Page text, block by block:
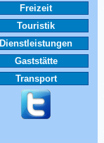
Freizeit
Touristik
Dienstleistungen
Gaststätte
Transport